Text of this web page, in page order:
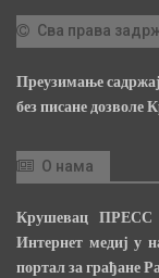
Сва права
Преузимање
без писане
О нама
Крушевац ПРЕСС
Интернет медиј у
портал за грађане